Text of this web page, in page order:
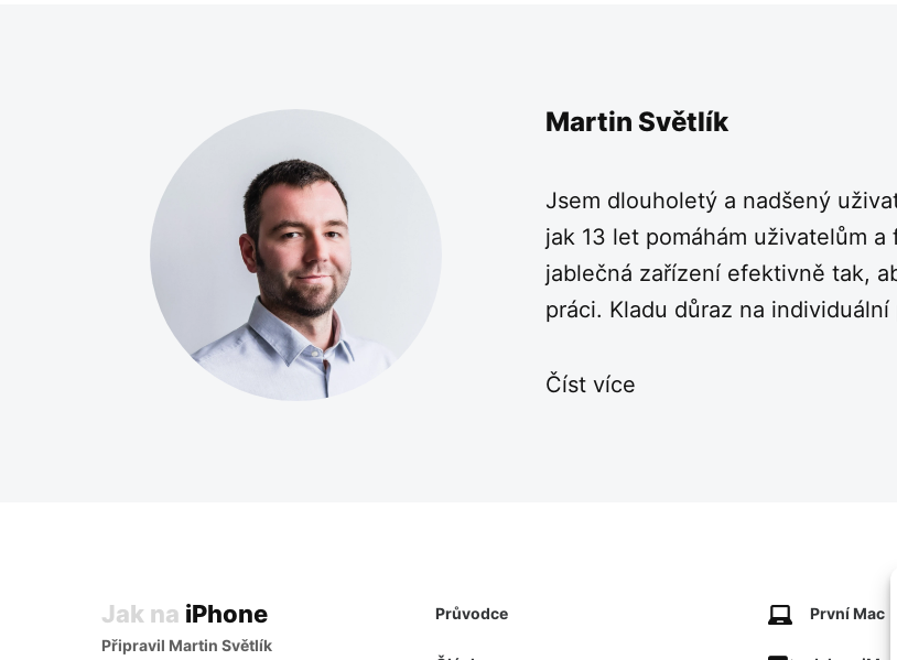
Martin Světlík
Jsem dlouholetý a nadšený
jak 13 let pomáhám uživatelům
jablečná zařízení efektivně tak,
práci. Kladu důraz na
Číst více
Jak na iPhone
Připravil Martin Světlík
Průvodce První Mac